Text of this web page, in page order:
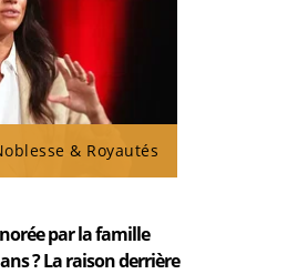
& Royautés
par la famille
? La raison derrière